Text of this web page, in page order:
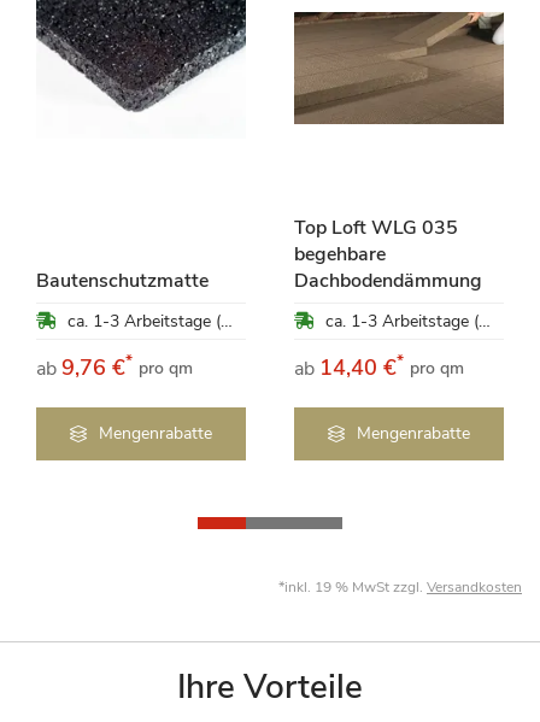
Bautenschutzmatte
ca. 1-3 Arbeitstage (Mo-Fr)
ab9,76 €* pro qm
Mengenrabatte
Top Loft WLG 035
begehbare
Dachbodendämmung
ca. 1-3 Arbeitstage (Mo-Fr)
ab 14,40 €* pro qm
Mengenrabatte
*inkl. 19 % MwSt zzgl. Versandkosten
Ihre Vorteile